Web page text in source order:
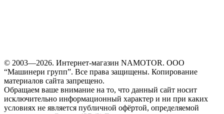
© 2003—2026. Интернет-магазин NAMOTOR. ООО
“Машинери групп”. Все права защищены. Копирование
материалов сайта запрещено.
Обращаем ваше внимание на то, что данный сайт носит
исключительно информационный характер и ни при каких
условиях не является публичной офёртой, определяемой